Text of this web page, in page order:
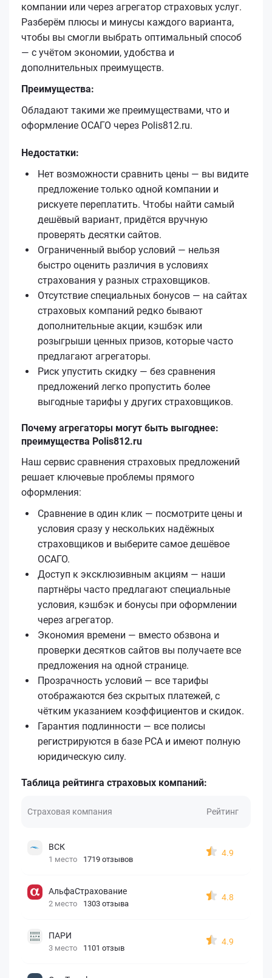
компании или через агрегатор страховых услуг.
Разберём плюсы и минусы каждого варианта,
чтобы вы смогли выбрать оптимальный способ
— с учётом экономии, удобства и
дополнительных преимуществ.
Преимущества:
Обладают такими же преимуществами, что и
оформление ОСАГО через Polis812.ru.
Недостатки:
Нет возможности сравнить цены — вы видите
предложение только одной компании и
рискуете переплатить. Чтобы найти самый
дешёвый вариант, придётся вручную
проверять десятки сайтов.
Ограниченный выбор условий — нельзя
быстро оценить различия в условиях
страхования у разных страховщиков.
Отсутствие специальных бонусов — на сайтах
страховых компаний редко бывают
дополнительные акции, кэшбэк или
розыгрыши ценных призов, которые часто
предлагают агрегаторы.
Риск упустить скидку — без сравнения
предложений легко пропустить более
выгодные тарифы у других страховщиков.
Почему агрегаторы могут быть выгоднее:
преимущества Polis812.ru
Наш сервис сравнения страховых предложений
решает ключевые проблемы прямого
оформления:
Сравнение в один клик — посмотрите цены и
условия сразу у нескольких надёжных
страховщиков и выберите самое дешёвое
ОСАГО.
Доступ к эксклюзивным акциям — наши
партнёры часто предлагают специальные
условия, кэшбэк и бонусы при оформлении
через агрегатор.
Экономия времени — вместо обзвона и
проверки десятков сайтов вы получаете все
предложения на одной странице.
Прозрачность условий — все тарифы
отображаются без скрытых платежей, с
чётким указанием коэффициентов и скидок.
Гарантия подлинности — все полисы
регистрируются в базе РСА и имеют полную
юридическую силу.
Таблица рейтинга страховых компаний:
Страховая компания Рейтинг
ВСК
1 место 1719 отзывов
4.9
АльфаСтрахование
2 место 1303 отзыва
4.8
ПАРИ
3 место 1101 отзыв
4.9